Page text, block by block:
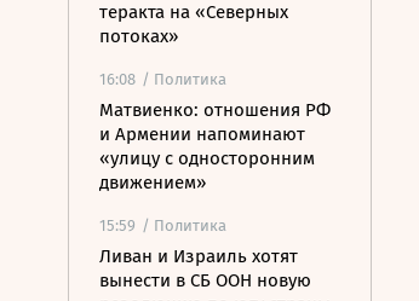
теракта на «Северных
потоках»
16:08 / Политика
Матвиенко: отношения РФ
и Армении напоминают
«улицу с односторонним
движением»
15:59 / Политика
Ливан и Израиль хотят
вынести в СБ ООН новую